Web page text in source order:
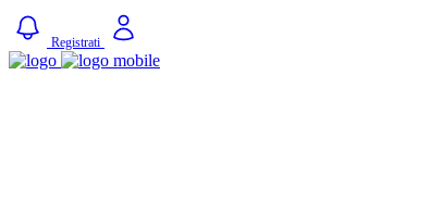
Registrati